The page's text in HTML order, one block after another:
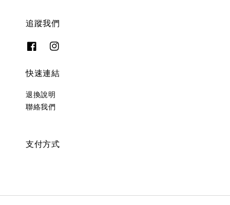
追蹤我們
快速連結
退換說明
聯絡我們
支付方式